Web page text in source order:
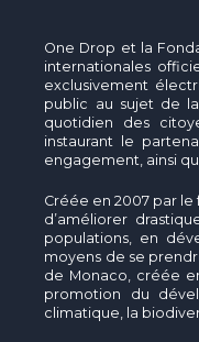
One Drop et la
internationales
exclusivement
public au sujet de
quotidien des
instaurant le
engagement, ainsi
Créée en 2007 par
d’améliorer
populations, en
moyens de se
de Monaco, créée
promotion du
climatique, la